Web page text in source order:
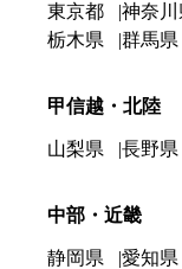
東京都 神奈川
栃木県
群馬県
甲信越・北陸
山梨県 長野県
中部・近畿
静岡県 愛知県